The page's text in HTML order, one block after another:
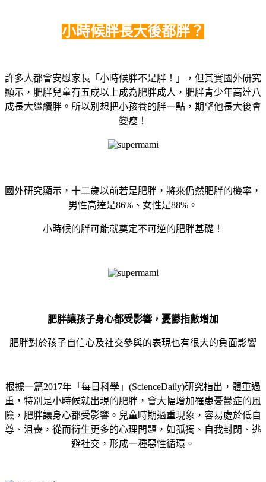
小時候胖長大後都胖？
許多人都會安慰家長「小時候胖不是胖！」，但其實國外研究
顯示，肥胖兒童有五成以上成為肥胖成人，肥胖青少年高達八
成長大繼續胖。所以別想把小孩養的胖一點，期望他長大後會
變瘦！
國外研究顯示，十二歲以前若是肥胖，將來仍然肥胖的機率，
男性高達是86%、女性是88%。
小時候的胖可能就奠定不可逆的肥胖基礎！
肥胖讓孩子身心都受影響，憂鬱指數增加
肥胖對於孩子自信心及社交參與的表現也有很大的負面影響
根據一篇2017年「每日科學」(ScienceDaily)研究指出，體重過
重，特別是小時候就出現的肥胖，會大幅增加罹患憂鬱症的風
險，肥胖讓身心都受影響。兒童時期過重現象，容易處於低自
尊、沮喪，從而衍生更多的心理問題，如孤獨、自我封閉、逃
避社交，形成一種惡性循環。